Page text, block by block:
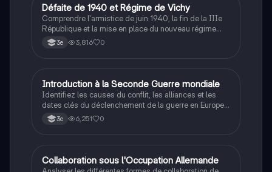
DHistoire
Défaite de 1940 et Régime de Vichy
Comprendre l'armistice de juin 1940, la fin de la IIIe
République et la mise en place du nouveau régime
autoritaire de Philippe Pétain.
3e 3,816 0
IHistoire
Introduction à la Seconde Guerre mondiale
Identifiez les causes du conflit, les alliances et les
dates clés du déclenchement de la guerre en Europe
et dans le Pacifique.
3e 6,251 0
CHistoire
Collaboration sous l'Occupation Allemande